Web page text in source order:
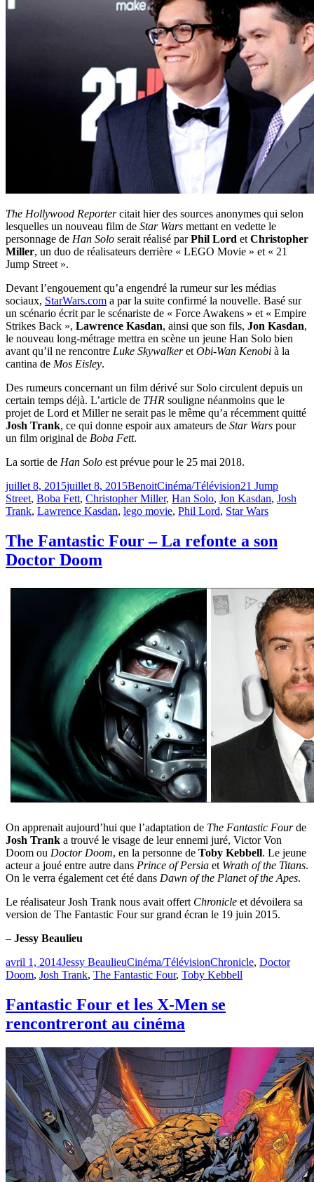
The Hollywood Reportercitait hier des sources anonymes qui selon
lesquelles un nouveau film de Star Wars mettant en vedette le
personnage de Han Solo serait réalisé parPhil Lord et Christopher
Miller, un duo de réalisateurs derrière « LEGO Movie » et « 21
Jump Street ».
Devant l’engouement qu’a engendré la rumeur sur les médias
sociaux, StarWars.com a par la suite confirmé la nouvelle. Basé sur
un scénario écrit par le scénariste de « Force Awakens » et « Empire
Strikes Back », Lawrence Kasdan, ainsi que son fils, Jon Kasdan,
le nouveau long-métrage mettra en scène un jeune Han Solo bien
avant qu’il ne rencontre Luke Skywalkeret Obi-Wan Kenobi à la
cantina de Mos Eisley.
Des rumeurs concernant un film dérivé sur Solo circulent depuis un
certain temps déjà. L’article de THR souligne néanmoins que le
projet de Lord et Miller ne serait pas le même qu’a récemment quitté
Josh Trank, ce qui donne espoir aux amateurs de Star Wars pour
un film original de Boba Fett.
La sortie de Han Solo est prévue pour le 25 mai 2018.
Publié
le
juillet 8, 2015juillet 8, 2015BenoitCatégories
Cinéma/TélévisionÉtiquettes
21 Jump
Street, Boba Fett, Christopher Miller, Han Solo, Jon Kasdan, Josh
Trank, Lawrence Kasdan, lego movie, Phil Lord, Star Wars
The Fantastic Four – La refonte a son
Doctor Doom
On apprenait aujourd’hui que l’adaptation de The Fantastic Fourde
Josh Trank a trouvé le visage de leur ennemi juré, Victor Von
Doom ou Doctor Doom, en la personne de Toby Kebbell. Le jeune
acteur a joué entre autre dans Prince of Persia et Wrath of the Titans.
On le verra également cet été dans Dawn of the Planet of the Apes.
Le réalisateur Josh Trank nous avait offert Chronicle et dévoilera sa
version de The Fantastic Four sur grand écran le 19 juin 2015.
– Jessy Beaulieu
Publié
le
avril 1, 2014Jessy BeaulieuCatégories
Cinéma/TélévisionÉtiquettes
Chronicle, Doctor
Doom, Josh Trank, The Fantastic Four, Toby Kebbell
Fantastic Four et les X-Men se
rencontreront au cinéma